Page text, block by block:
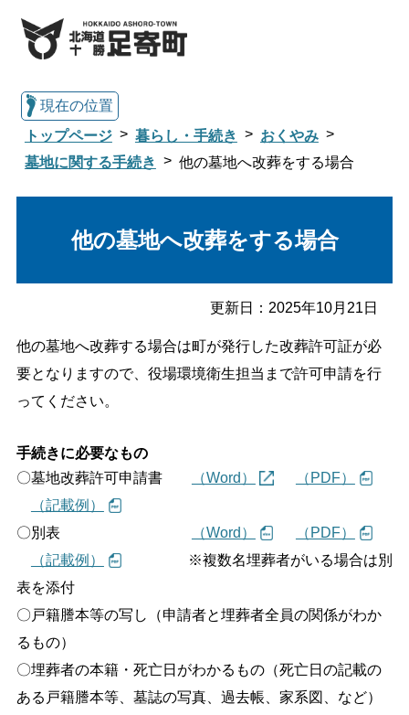
子育て・教育 健康・福祉
しごと・産業
拡大
リセット
現在の位置
トップページ
暮らし・手続き
おくやみ
墓地に関する手続き
他の墓地へ改葬をする場合
他の墓地へ改葬をする場合
更新日： 2025年10月21日
他の墓地へ改葬する場合は町が発行した改葬許可証が必
要となりますので、役場環境衛生担当まで許可申請を行
ってください。
手続きに必要なもの
〇墓地改葬許可申請書
（Word）
（PDF）
（記載例）
〇別表
（Word）
（PDF）
（記載例）
※複数名埋葬者がいる場合は別
表を添付
〇戸籍謄本等の写し（申請者と埋葬者全員の関係がわか
るもの）
〇埋葬者の本籍・死亡日がわかるもの（死亡日の記載の
ある戸籍謄本等、墓誌の写真、過去帳、家系図、など）